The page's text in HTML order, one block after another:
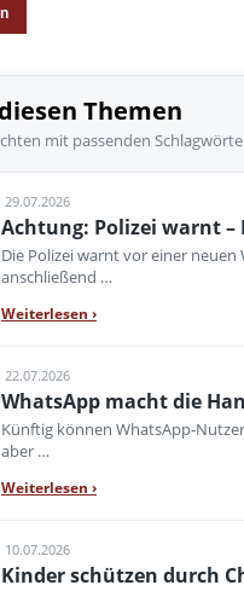
Themen
mit passenden
29.07.2026
Achtung: Polizei warnt –
Die Polizei warnt vor einer
anschließend …
Weiterlesen ›
22.07.2026
WhatsApp macht die
Künftig können WhatsApp-
aber …
Weiterlesen ›
10.07.2026
Kinder schützen durch